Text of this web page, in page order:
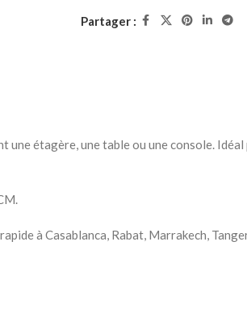
Commodes et chiffonniers
Chevets
Partager :
une étagère, une table ou une console.
à Casablanca, Rabat, Marrakech,